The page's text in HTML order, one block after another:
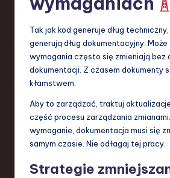
Tak jak kod generuje dług
generują dług dokumentacyjny.
wymagania często się zmieniają bez
dokumentacji. Z czasem dokumenty
kłamstwem.
Aby to zarządzać, traktuj
część procesu zarządzania
wymaganie, dokumentacja musi się
samym czasie. Nie odłagaj tej pracy.
Strategie